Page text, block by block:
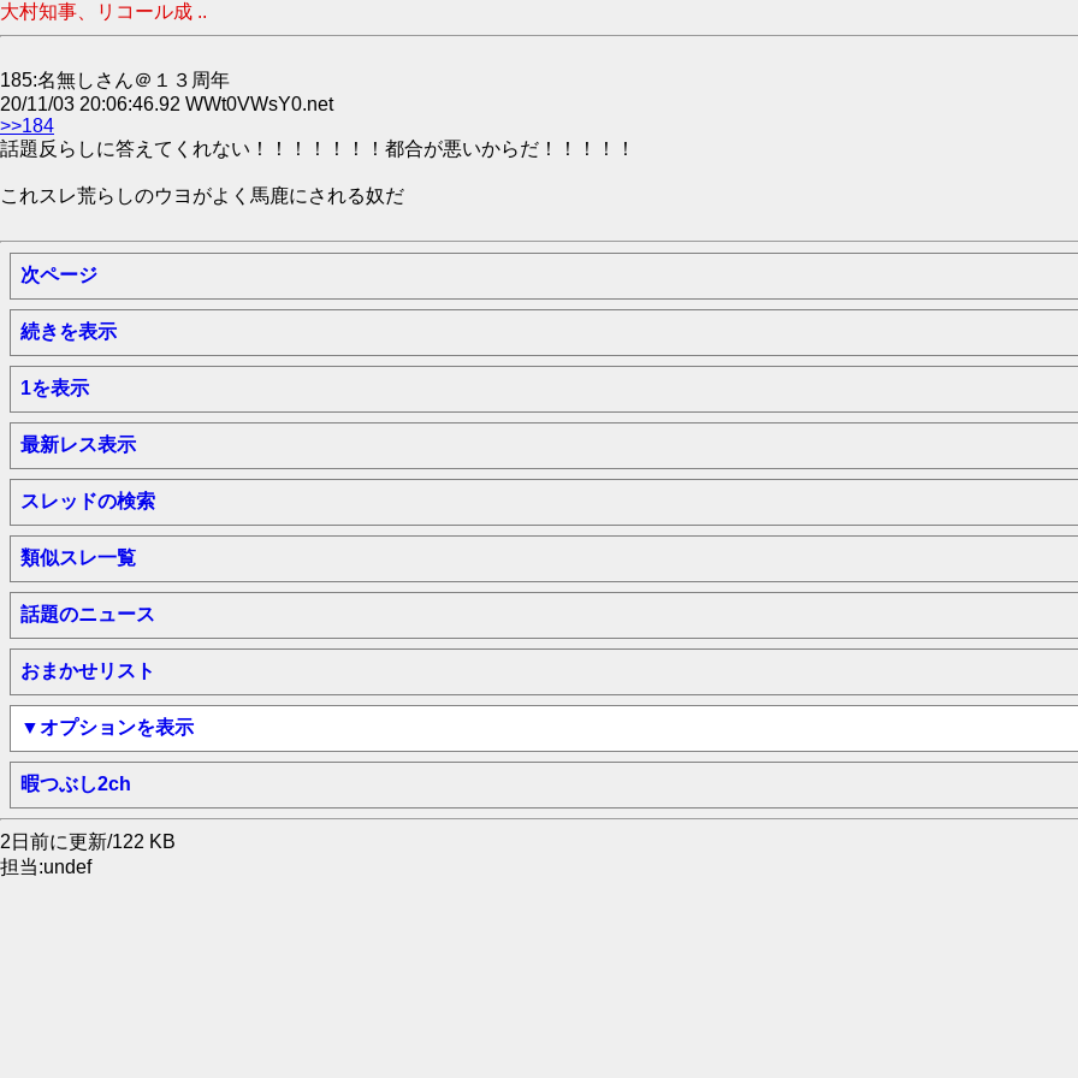
大村知事、リコール成 ..
185:名無しさん＠１３周年
20/11/03 20:06:46.92 WWt0VWsY0.net
>>184
話題反らしに答えてくれない！！！！！！！都合が悪いからだ！！！！！
これスレ荒らしのウヨがよく馬鹿にされる奴だ
次ページ
続きを表示
1を表示
最新レス表示
スレッドの検索
類似スレ一覧
話題のニュース
おまかせリスト
▼オプションを表示
暇つぶし2ch
2日前に更新/122 KB
担当:undef